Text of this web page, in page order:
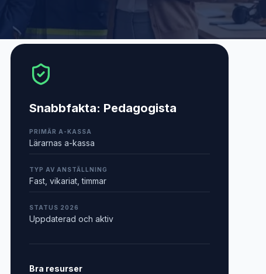
Snabbfakta: Pedagogista
PRIMÄR A-KASSA
Lärarnas a-kassa
TYP AV ANSTÄLLNING
Fast, vikariat, timmar
STATUS 2026
Uppdaterad och aktiv
Bra resurser